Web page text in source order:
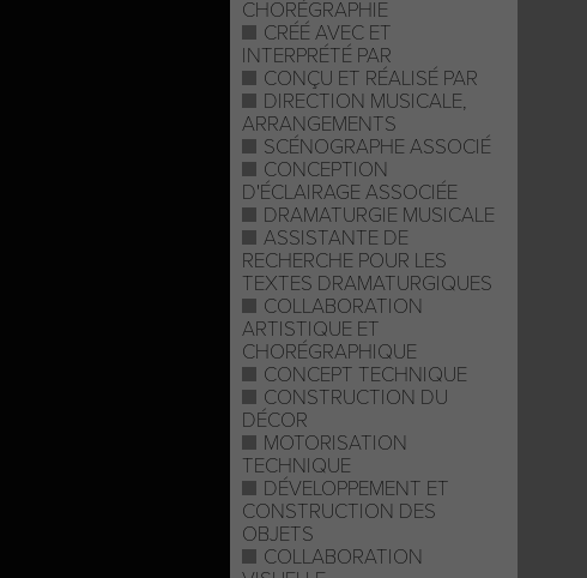
CHORÉGRAPHIE
CRÉÉ AVEC ET
INTERPRÉTÉ PAR
CONÇU ET RÉALISÉ PAR
DIRECTION MUSICALE,
ARRANGEMENTS
SCÉNOGRAPHE ASSOCIÉ
CONCEPTION
D'ÉCLAIRAGE ASSOCIÉE
DRAMATURGIE MUSICALE
ASSISTANTE DE
RECHERCHE POUR LES
TEXTES DRAMATURGIQUES
COLLABORATION
ARTISTIQUE ET
CHORÉGRAPHIQUE
CONCEPT TECHNIQUE
CONSTRUCTION DU
DÉCOR
MOTORISATION
TECHNIQUE
DÉVELOPPEMENT ET
CONSTRUCTION DES
OBJETS
COLLABORATION